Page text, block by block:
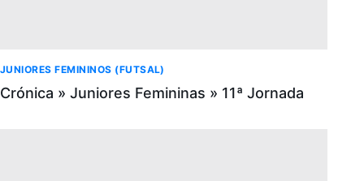
JUNIORES FEMININOS (FUTSAL)
Crónica » Juniores Femininas » 11ª Jornada